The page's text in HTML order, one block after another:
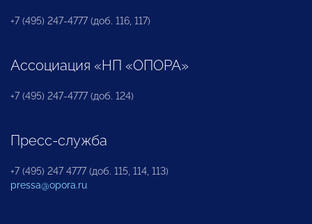
+7 (495) 247-4777 (доб. 116, 117)
Ассоциация «НП «ОПОРА»
+7 (495) 247-4777 (доб. 124)
Пресс-служба
+7 (495) 247 4777 (доб. 115, 114, 113)
pressa@opora.ru